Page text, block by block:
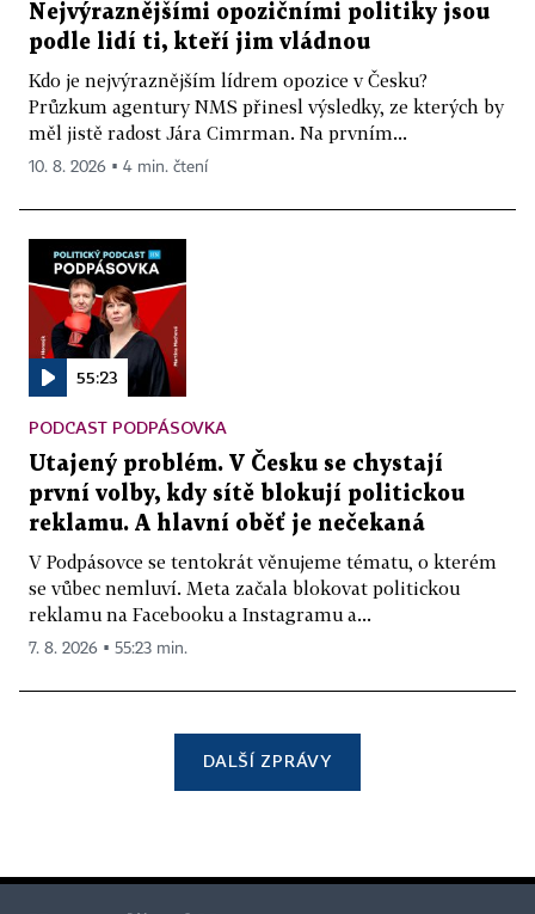
Nejvýraznějšími opozičními politiky jsou
podle lidí ti, kteří jim vládnou
Kdo je nejvýraznějším lídrem opozice v Česku?
Průzkum agentury NMS přinesl výsledky, ze kterých by
měl jistě radost Jára Cimrman. Na prvním...
10. 8. 2026 ▪ 4 min. čtení
55:23
PODCAST PODPÁSOVKA
Utajený problém. V Česku se chystají
první volby, kdy sítě blokují politickou
reklamu. A hlavní oběť je nečekaná
V Podpásovce se tentokrát věnujeme tématu, o kterém
se vůbec nemluví. Meta začala blokovat politickou
reklamu na Facebooku a Instagramu a...
7. 8. 2026 ▪ 55:23 min.
DALŠÍ ZPRÁVY